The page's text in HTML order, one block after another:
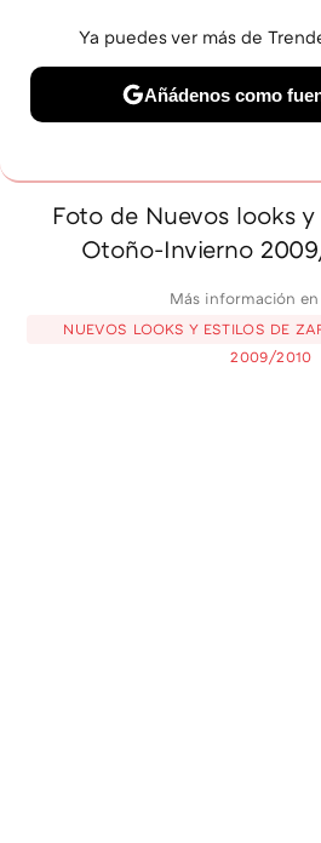
BELLEZA SHOPPING VIAJES
Foto de Nuevos looks
Otoño-Invierno
Más información
NUEVOS LOOKS Y ESTILOS DE
2009/2010
Ya puedes ver más de
Añádenos como